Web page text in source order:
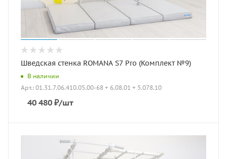
Шведская стенка ROMANA S7 Pro (Комплект №9)
В наличии
Арт.: 01.31.7.06.410.05.00-68 + 6.08.01 + 5.078.10
40 480 ₽/шт